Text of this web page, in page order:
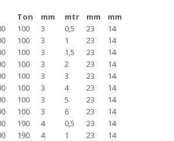
Ton mm mtr mm
mm
100 3 0,5 23
14
100 3 1 23
14
100 3 1,5 23
14
100 3 2 23
14
100 3 3 23
14
100 3 4 23
14
100 3 5 23
14
100 3 6 23
14
190 4 0,5 23
14
190 4 1 23
14